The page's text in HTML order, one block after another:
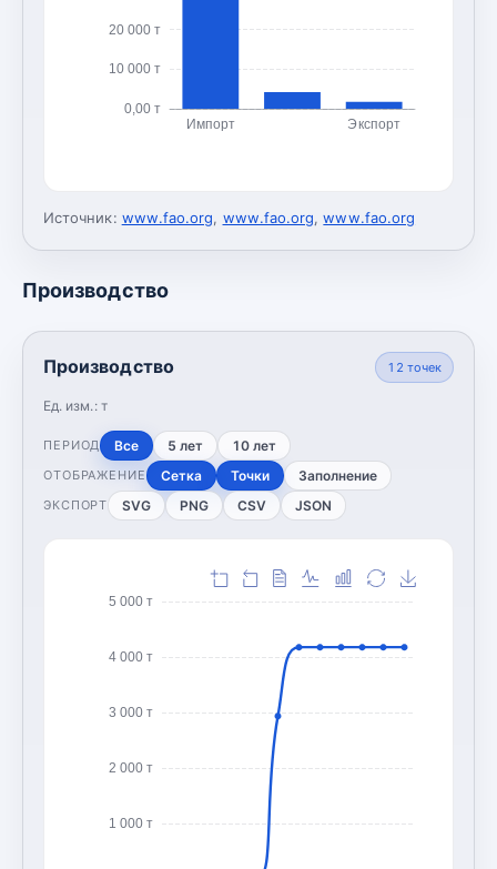
0,00 т
10 000 т
20 000 т
Импорт Экспорт
Источник: www.fao.org, www.fao.org,www.fao.org
Производство
Производство
Ед. изм.: т
12 точек
ПЕРИОД Все 5 лет 10 лет
ОТОБРАЖЕНИЕ Сетка Точки Заполнение
ЭКСПОРТ SVG PNG CSV JSON
1 000 т
2 000 т
3 000 т
4 000 т
5 000 т